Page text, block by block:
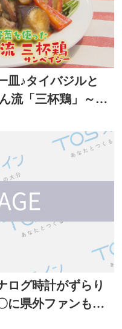
皿♪タイバジルと
流「三杯鶏」～開
グ時計がずらり
に県外ファンもい